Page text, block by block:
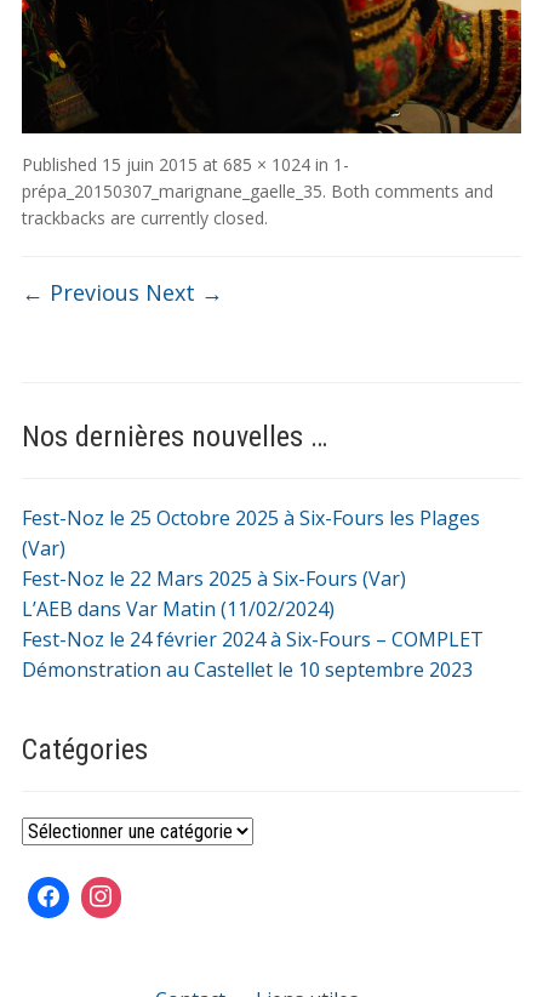
Published 15 juin 2015 at 685 × 1024in 1-
prépa_20150307_marignane_gaelle_35. Both comments and
trackbacks are currently closed.
← Previous Next →
Nos dernières nouvelles …
Fest-Noz le 25 Octobre 2025 à Six-Fours les Plages
(Var)
Fest-Noz le 22 Mars 2025 à Six-Fours (Var)
L’AEB dans Var Matin (11/02/2024)
Fest-Noz le 24 février 2024 à Six-Fours – COMPLET
Démonstration au Castellet le 10 septembre 2023
Catégories
Catégories